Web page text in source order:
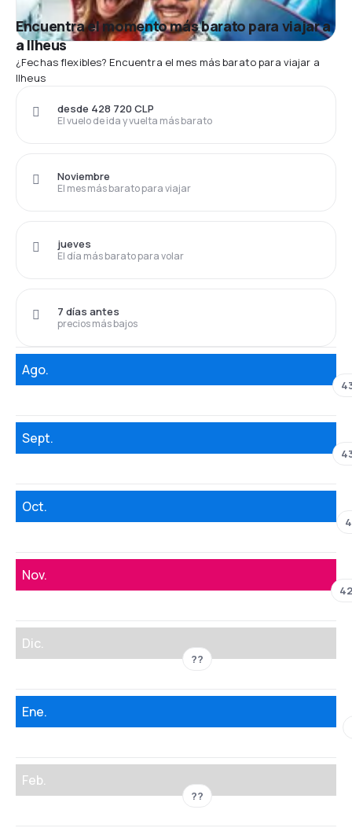
Encuentra el momento más barato para viajar a
a Ilheus
¿Fechas flexibles? Encuentra el mes más barato para viajar a
Ilheus
El vuelo de ida y vuelta más barato
desde 428 720 CLP
El mes más barato para viajar
Noviembre
El día más barato para volar
jueves
precios más bajos
7 días antes
Ago.
Sept.
Oct.
Nov.
Dic.
??
Ene.
Feb.
??